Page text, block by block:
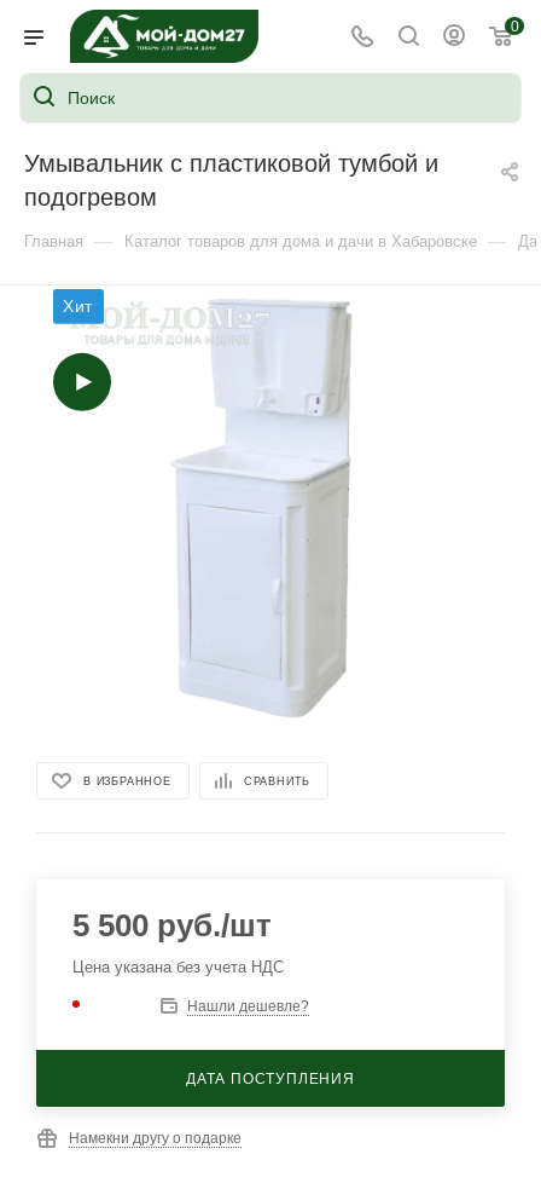
0
Умывальник с пластиковой тумбой и
подогревом
Главная — Каталог товаров для дома и дачи в Хабаровске —
Хит
В ИЗБРАННОЕ СРАВНИТЬ
5 500 руб./шт
Цена указана без учета НДС
Нашли дешевле?
ДАТА ПОСТУПЛЕНИЯ
Намекни другу о подарке